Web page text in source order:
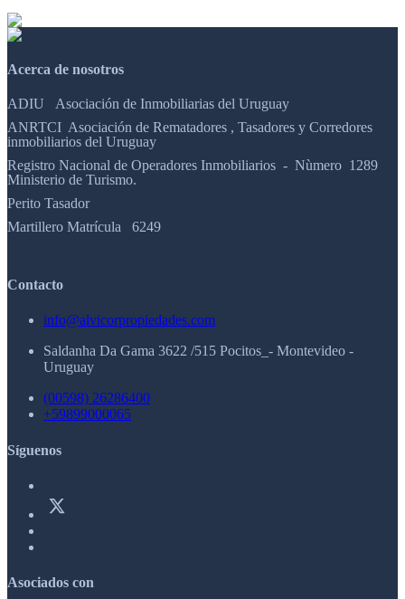
Acerca de nosotros
ADIU Asociación de Inmobiliarias del Uruguay
ANRTCI Asociación de Rematadores , Tasadores y Corredores
inmobiliarios del Uruguay
Registro Nacional de Operadores Inmobiliarios - Nùmero 1289
Ministerio de Turismo.
Perito Tasador
Martillero Matrícula 6249
Contacto
info@alvicorpropiedades.com
Saldanha Da Gama 3622 /515 Pocitos_- Montevideo -
Uruguay
(00598) 26286400
+59899000065
Síguenos
Asociados con